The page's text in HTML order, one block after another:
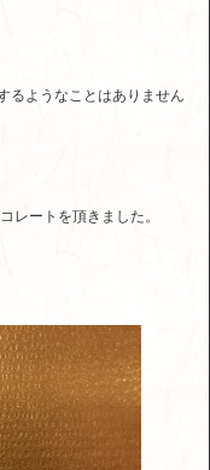
るようなことはありません
レートを頂きました。